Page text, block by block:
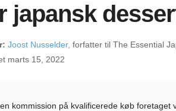
japansk
Joost Nusselder, forfatter til The Essential
marts 15, 2022
kommission på kvalificerede køb foretaget